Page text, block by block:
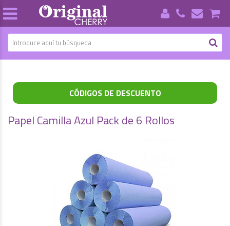
CÓDIGOS DE DESCUENTO
Papel Camilla Azul Pack de 6 Rollos